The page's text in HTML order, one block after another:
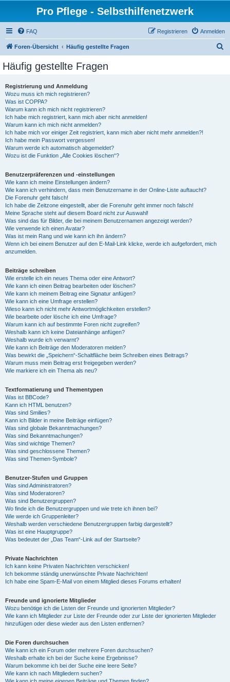
Pro Pflege - Selbsthilfenetzwerk
FAQ Anmelden
Registrieren
Foren-Übersicht Häufig gestellte Fragen
Häufig gestellte Fragen
Registrierung und Anmeldung
Wozu muss ich mich registrieren?
Was ist COPPA?
Warum kann ich mich nicht registrieren?
Ich habe mich registriert, kann mich aber nicht anmelden!
Warum kann ich mich nicht anmelden?
Ich habe mich vor einiger Zeit registriert, kann mich aber nicht mehr anmelden?!
Ich habe mein Passwort vergessen!
Warum werde ich automatisch abgemeldet?
Wozu ist die Funktion „Alle Cookies löschen“?
Benutzerpräferenzen und -einstellungen
Wie kann ich meine Einstellungen ändern?
Wie kann ich verhindern, dass mein Benutzername in der Online-Liste auftaucht?
Die Forenuhr geht falsch!
Ich habe die Zeitzone eingestellt, aber die Forenuhr geht immer noch falsch!
Meine Sprache steht auf diesem Board nicht zur Auswahl!
Was sind das für Bilder, die bei meinem Benutzernamen angezeigt werden?
Wie verwende ich einen Avatar?
Was ist mein Rang und wie kann ich ihn ändern?
Wenn ich bei einem Benutzer auf den E-Mail-Link klicke, werde ich aufgefordert, mich
anzumelden.
Beiträge schreiben
Wie erstelle ich ein neues Thema oder eine Antwort?
Wie kann ich einen Beitrag bearbeiten oder löschen?
Wie kann ich meinem Beitrag eine Signatur anfügen?
Wie kann ich eine Umfrage erstellen?
Wieso kann ich nicht mehr Antwortmöglichkeiten erstellen?
Wie bearbeite oder lösche ich eine Umfrage?
Warum kann ich auf bestimmte Foren nicht zugreifen?
Weshalb kann ich keine Dateianhänge anfügen?
Weshalb wurde ich verwarnt?
Wie kann ich Beiträge den Moderatoren melden?
Was bewirkt die „Speichern“-Schaltfläche beim Schreiben eines Beitrags?
Warum muss mein Beitrag erst freigegeben werden?
Wie markiere ich ein Thema als neu?
Textformatierung und Thementypen
Was ist BBCode?
Kann ich HTML benutzen?
Was sind Smilies?
Kann ich Bilder in meine Beiträge einfügen?
Was sind globale Bekanntmachungen?
Was sind Bekanntmachungen?
Was sind wichtige Themen?
Was sind geschlossene Themen?
Was sind Themen-Symbole?
Benutzer-Stufen und Gruppen
Was sind Administratoren?
Was sind Moderatoren?
Was sind Benutzergruppen?
Wo finde ich die Benutzergruppen und wie trete ich ihnen bei?
Wie werde ich Gruppenleiter?
Weshalb werden verschiedene Benutzergruppen farbig dargestellt?
Was ist eine Hauptgruppe?
Was bedeutet der „Das Team“-Link auf der Startseite?
Private Nachrichten
Ich kann keine Privaten Nachrichten verschicken!
Ich bekomme ständig unerwünschte Private Nachrichten!
Ich habe eine Spam-E-Mail von einem Mitglied dieses Forums erhalten!
Freunde und ignorierte Mitglieder
Wozu benötige ich die Listen der Freunde und ignorierten Mitglieder?
Wie kann ich Mitglieder zur Liste der Freunde oder zur Liste der ignorierten Mitglieder
hinzufügen oder diese wieder aus den Listen entfernen?
Die Foren durchsuchen
Wie kann ich ein Forum oder mehrere Foren durchsuchen?
Weshalb erhalte ich bei der Suche keine Ergebnisse?
Warum bekomme ich bei der Suche eine leere Seite?
Wie kann ich nach Mitgliedern suchen?